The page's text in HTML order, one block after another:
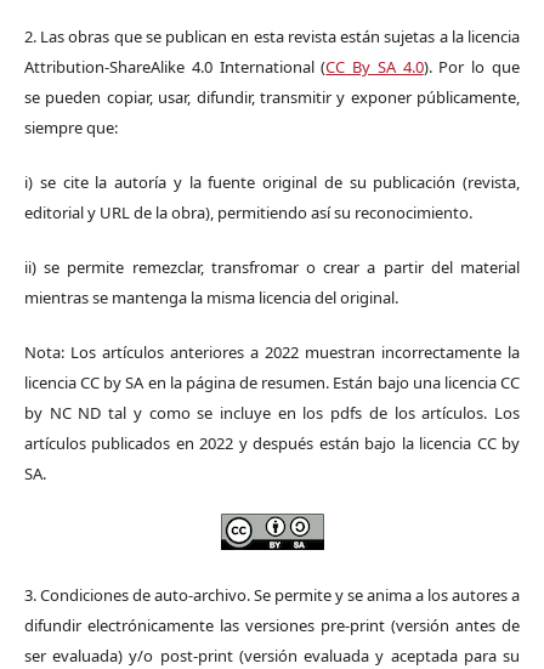
2. Las obras que se publican en esta revista están sujetas a la licencia
Attribution-ShareAlike 4.0 International (CC By SA 4.0). Por lo que
se pueden copiar, usar, difundir, transmitir y exponer públicamente,
siempre que:
i) se cite la autoría y la fuente original de su publicación (revista,
editorial y URL de la obra), permitiendo así su reconocimiento.
ii) se permite remezclar, transfromar o crear a partir del material
mientras se mantenga la misma licencia del original.
Nota: Los artículos anteriores a 2022 muestran incorrectamente la
licencia CC by SA en la página de resumen. Están bajo una licencia CC
by NC ND tal y como se incluye en los pdfs de los artículos. Los
artículos publicados en 2022 y después están bajo la licencia CC by
SA.
3. Condiciones de auto-archivo. Se permite y se anima a los autores a
difundir electrónicamente las versiones pre-print (versión antes de
ser evaluada) y/o post-print (versión evaluada y aceptada para su